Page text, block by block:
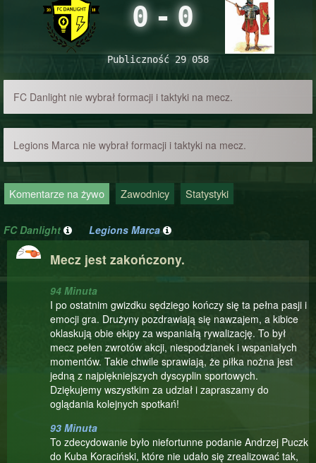
0-0
Publiczność 29 058
FC Danlight nie wybrał formacji i taktyki na mecz.
Legions Marca nie wybrał formacji i taktyki na mecz.
Komentarze na żywo Zawodnicy Statystyki
FC Danlight Legions Marca
Mecz jest zakończony.
94 Minuta
I po ostatnim gwizdku sędziego kończy się ta pełna pasji i
emocji gra. Drużyny pozdrawiają się nawzajem, a kibice
oklaskują obie ekipy za wspaniałą rywalizację. To był
mecz pełen zwrotów akcji, niespodzianek i wspaniałych
momentów. Takie chwile sprawiają, że piłka nożna jest
jedną z najpiękniejszych dyscyplin sportowych.
Dziękujemy wszystkim za udział i zapraszamy do
oglądania kolejnych spotkań!
93 Minuta
To zdecydowanie było niefortunne podanie Andrzej Puczk
do Kuba Koraciński, które nie udało się zrealizować tak,